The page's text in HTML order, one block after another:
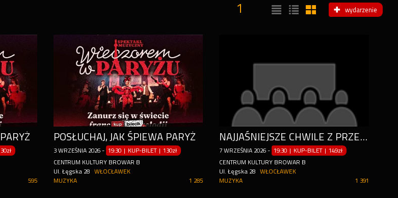
wydarzenie
1
595
POSŁUCHAJ, JAK ŚPIEWA PARYŻ
3 WRZEŚNIA 2026 - 19:30 | KUP-BILET | 130zł
CENTRUM KULTURY BROWAR B
Ul. Łęgska 28
WŁOCŁAWEK
1 285
MUZYKA
NAJJAŚNIEJSZE CHWILE Z PRZESZŁOŚCI W JEDNYM KONCERCIE
7 WRZEŚNIA 2026 - 19:30 | KUP-BILET |149zł
CENTRUM KULTURY BROWAR B
Ul. Łęgska 28
WŁOCŁAWEK
1 391
MUZYKA